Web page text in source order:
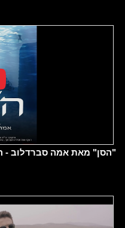
"הסן" מאת אמה סברדלוב -